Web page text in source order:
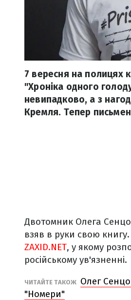
7 вересня на полицях
"Хроніка одного
невипадково, а з
Кремля. Тепер
Двотомник Олега
взяв в руки свою
ZAXID.NET, у якому
російському ув'язненні.
ЧИТАЙТЕ ТАКОЖ Олег
"Номери"